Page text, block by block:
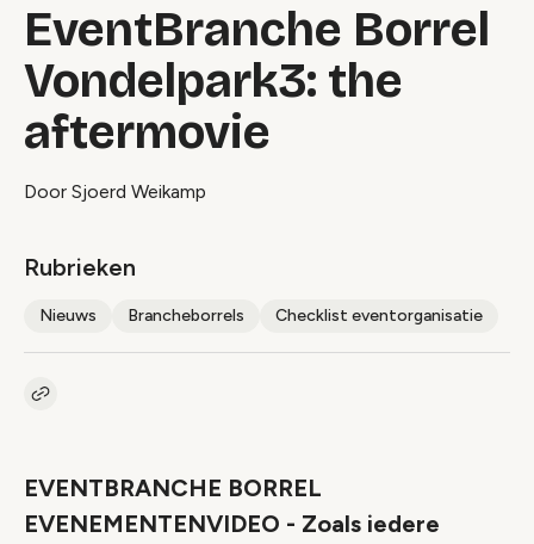
EventBranche Borrel
Vondelpark3: the
aftermovie
Door Sjoerd Weikamp
Rubrieken
Nieuws Brancheborrels Checklist eventorganisatie
Kopieer link naar artikel
EVENTBRANCHE BORREL
EVENEMENTENVIDEO - Zoals iedere